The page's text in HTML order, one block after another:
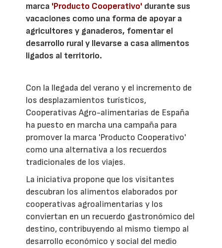
marca 'Producto Cooperativo' durante sus
vacaciones como una forma de apoyar a
agricultores y ganaderos, fomentar el
desarrollo rural y llevarse a casa alimentos
ligados al territorio.
Con la llegada del verano y el incremento de
los desplazamientos turísticos,
Cooperativas Agro-alimentarias de España
ha puesto en marcha una campaña para
promover la marca 'Producto Cooperativo'
como una alternativa a los recuerdos
tradicionales de los viajes.
La iniciativa propone que los visitantes
descubran los alimentos elaborados por
cooperativas agroalimentarias y los
conviertan en un recuerdo gastronómico del
destino, contribuyendo al mismo tiempo al
desarrollo económico y social del medio